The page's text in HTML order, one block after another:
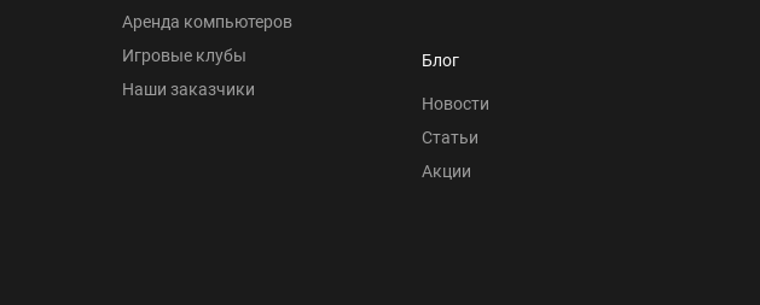
Аренда компьютеров
Игровые клубы
Наши заказчики
Блог
Новости
Статьи
Акции